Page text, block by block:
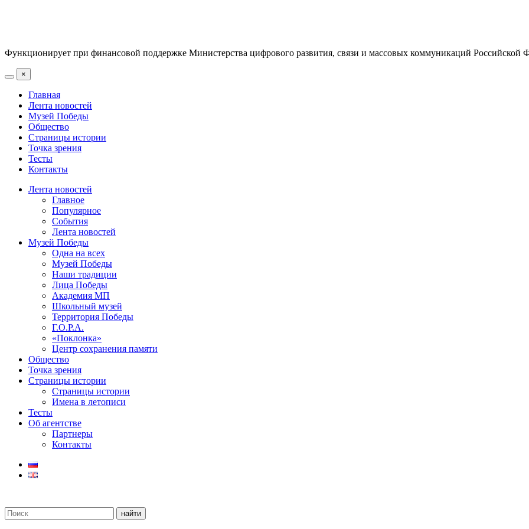
Функционирует при финансовой поддержке Министерства цифрового развития, связи и массовых коммуникаций Российской
×
Главная
Лента новостей
Музей Победы
Общество
Страницы истории
Точка зрения
Тесты
Контакты
Лента новостей
Главное
Популярное
События
Лента новостей
Музей Победы
Одна на всех
Музей Победы
Наши традиции
Лица Победы
Академия МП
Школьный музей
Территория Победы
Г.О.Р.А.
«Поклонка»
Центр сохранения памяти
Общество
Точка зрения
Страницы истории
Страницы истории
Имена в летописи
Тесты
Об агентстве
Партнеры
Контакты